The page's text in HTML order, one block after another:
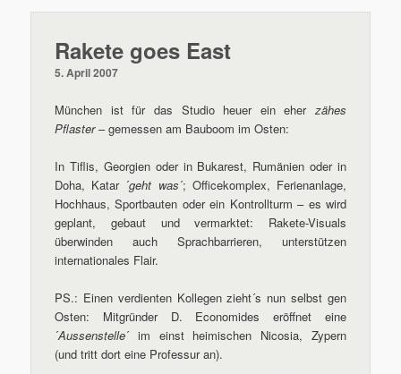
wechseln
Inhalt
wechseln
Rakete goes East
5. April 2007
München ist für das Studio heuer ein eher zähes
Pflaster– gemessen am Bauboom im Osten:
In Tiflis, Georgien oder in Bukarest, Rumänien oder in
Doha, Katar ´geht was´; Officekomplex, Ferienanlage,
Hochhaus, Sportbauten oder ein Kontrollturm – es wird
geplant, gebaut und vermarktet: Rakete-Visuals
überwinden auch Sprachbarrieren, unterstützen
internationales Flair.
PS.: Einen verdienten Kollegen zieht´s nun selbst gen
Osten: Mitgründer D. Economides eröffnet eine
´Aussenstelle´ im einst heimischen Nicosia, Zypern
(und tritt dort eine Professur an).